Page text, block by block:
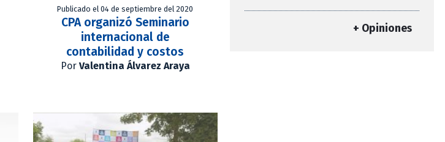
Publicado el 04 de septiembre del 2020
CPA organizó Seminario
internacional de
contabilidad y costos
Por Valentina Álvarez Araya
+ Opiniones